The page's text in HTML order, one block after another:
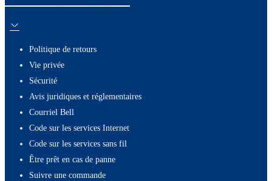
Politique de retours
Vie privée
Sécurité
Avis juridiques et réglementaires
Courriel Bell
Code sur les services Internet
Code sur les services sans fil
Être prêt en cas de panne
Suivre une commande